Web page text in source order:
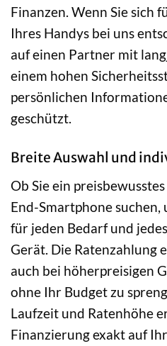
Finanzen. Wenn Sie sich
Ihres Handys bei uns
auf einen Partner mit
einem hohen
persönlichen
geschützt.
Breite Auswahl und
Ob Sie ein
End-Smartphone
für jeden Bedarf und
Gerät. Die Ratenzahlung
auch bei höherpreisigen
ohne Ihr Budget zu
Laufzeit und Ratenhöhe
Finanzierung exakt auf